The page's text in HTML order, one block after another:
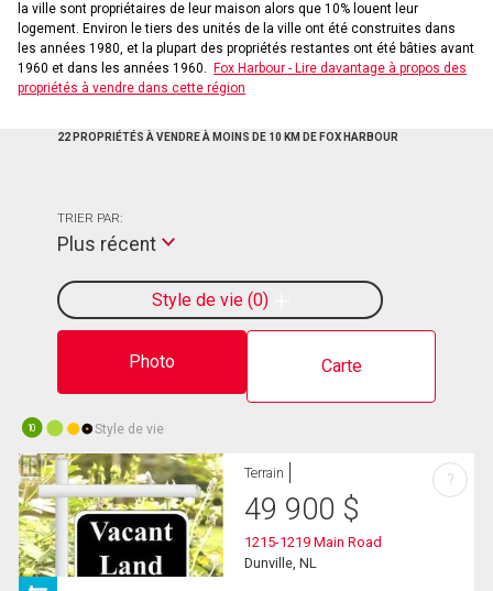
la ville sont propriétaires de leur maison alors que 10% louent leur
logement. Environ le tiers des unités de la ville ont été construites dans
les années 1980, et la plupart des propriétés restantes ont été bâties avant
1960 et dans les années 1960.
Fox Harbour - Lire davantage à propos des
propriétés à vendre dans cette région
22 PROPRIÉTÉS À VENDRE À MOINS DE 10 KM DE FOX HARBOUR
Photo Carte
Style de vie 0
TRIER PAR:
Plus récent
10 Style de vie
Terrain
49 900 $
1215-1219 Main Road
Dunville, NL
?